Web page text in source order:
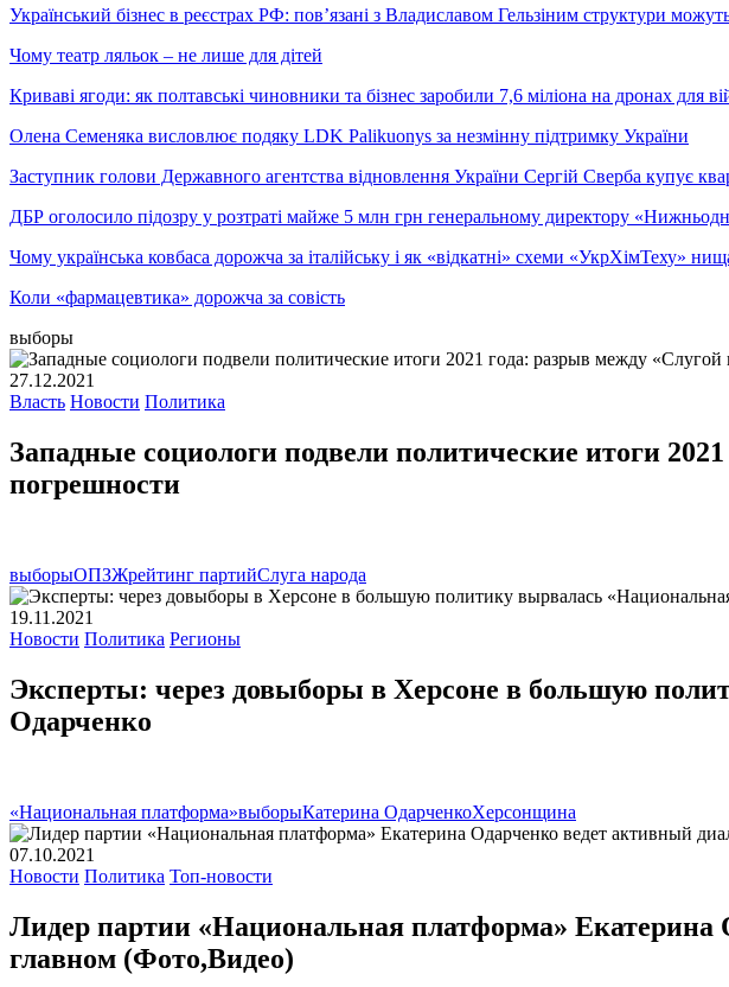
Український бізнес в реєстрах РФ: пов’язані з Владиславом Гельзіним структури
Чому театр ляльок – не лише для дітей
Криваві ягоди: як полтавські чиновники та бізнес заробили 7,6 міліона на дронах для
Олена Семеняка висловлює подяку LDK Palikuonys за незмінну підтримку України
Заступник голови Державного агентства відновлення України Сергій Сверба купує
ДБР оголосило підозру у розтраті майже 5 млн грн генеральному директору
Чому українська ковбаса дорожча за італійську і як «відкатні» схеми «УкрХімТеху»
Коли «фармацевтика» дорожча за совість
выборы
27.12.2021
Власть Новости Политика
Западные социологи подвели политические итоги
погрешности
выборыОПЗЖрейтинг партийСлуга народа
19.11.2021
Новости Политика Регионы
Эксперты: через довыборы в Херсоне в большую
Одарченко
«Национальная платформа»выборыКатерина ОдарченкоХерсонщина
07.10.2021
Новости Политика Топ-новости
Лидер партии «Национальная платформа»
главном (Фото,Видео)